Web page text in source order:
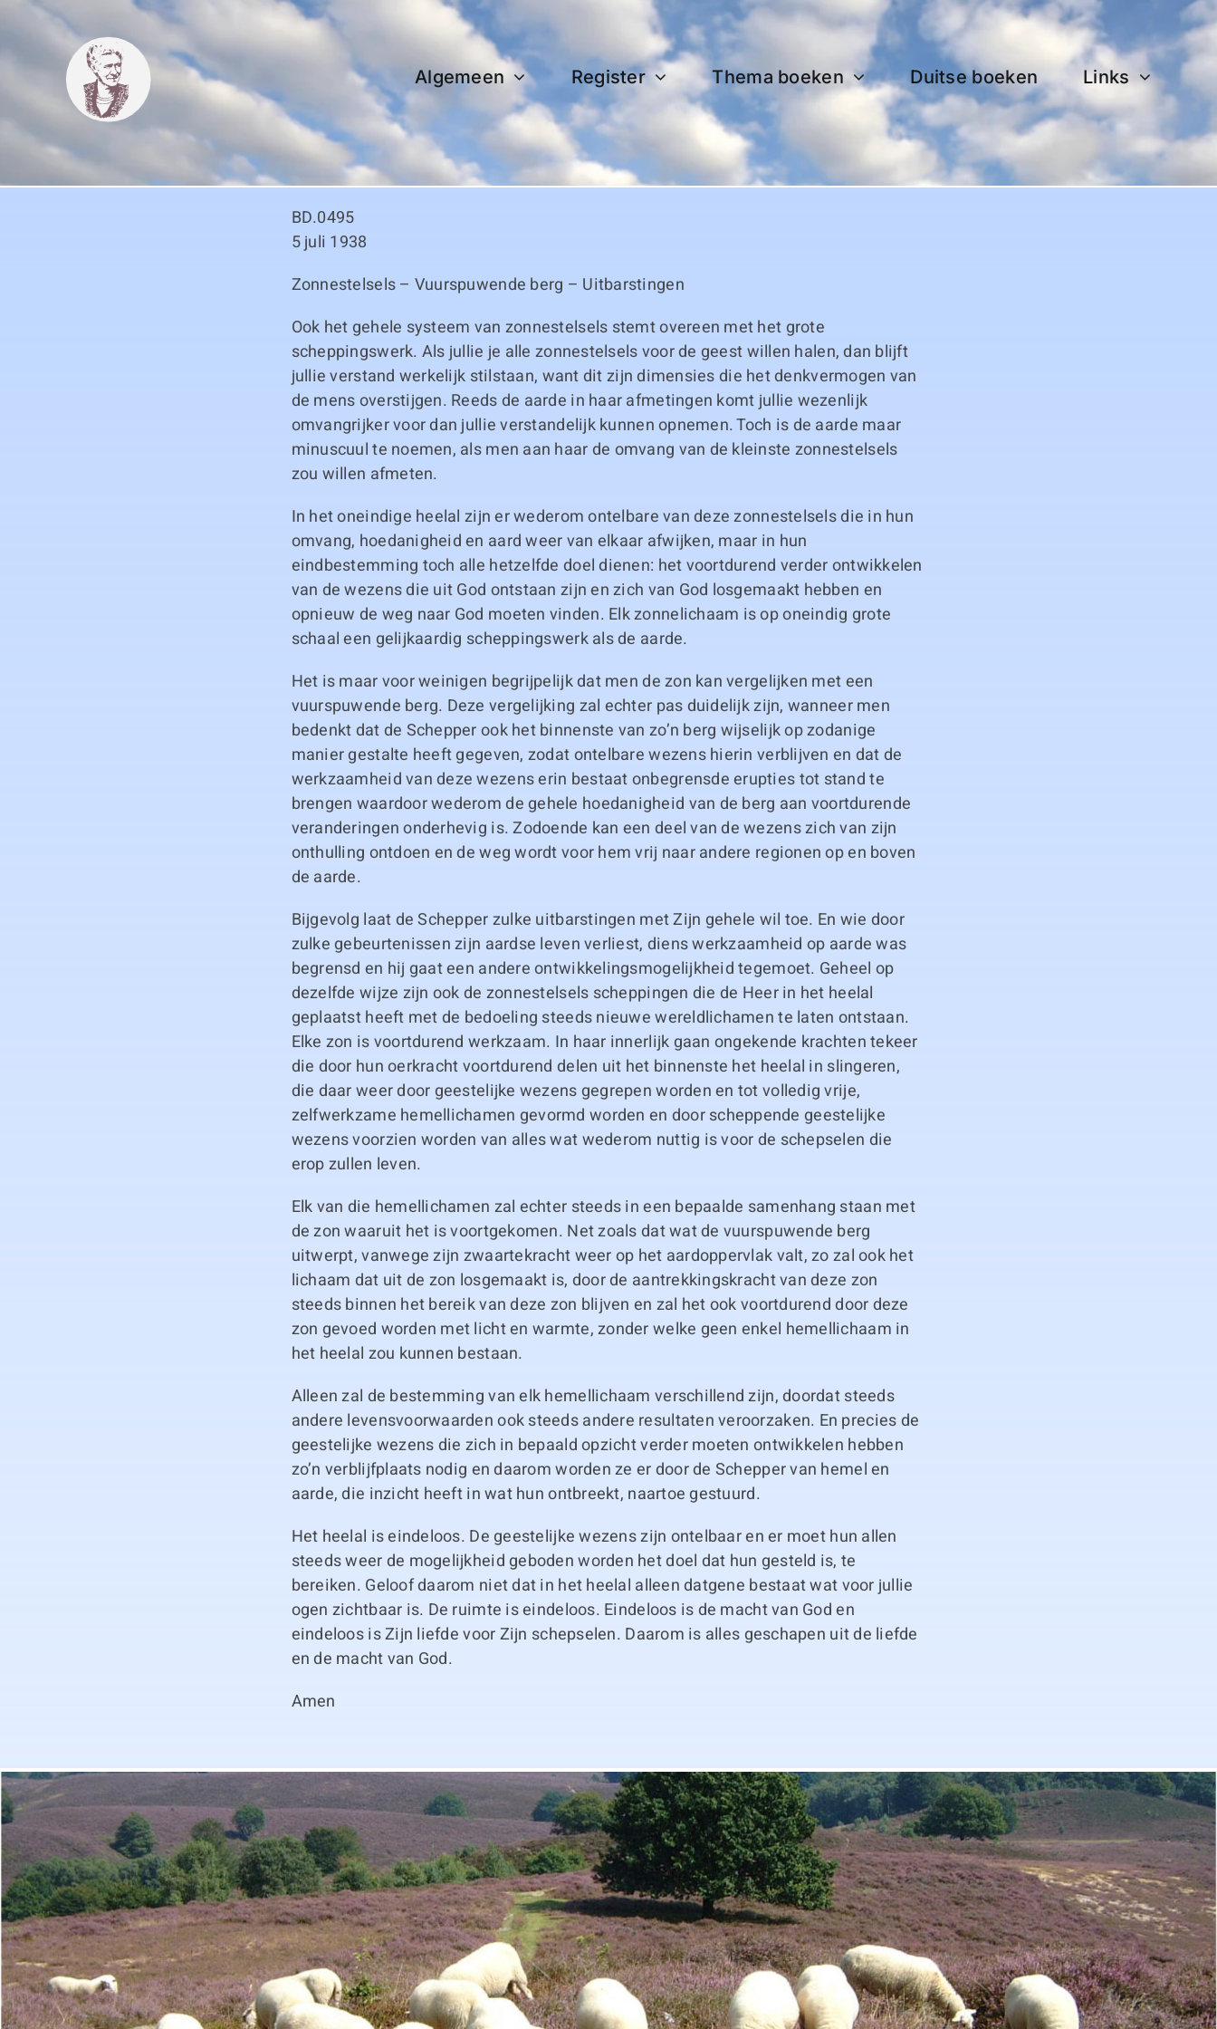
content
Algemeen Register Thema boeken Duitse boeken Links
BD.0495
5 juli 1938
Zonnestelsels – Vuurspuwende berg – Uitbarstingen
Ook het gehele systeem van zonnestelsels stemt overeen met het grote
scheppingswerk. Als jullie je alle zonnestelsels voor de geest willen halen, dan blijft
jullie verstand werkelijk stilstaan, want dit zijn dimensies die het denkvermogen van
de mens overstijgen. Reeds de aarde in haar afmetingen komt jullie wezenlijk
omvangrijker voor dan jullie verstandelijk kunnen opnemen. Toch is de aarde maar
minuscuul te noemen, als men aan haar de omvang van de kleinste zonnestelsels
zou willen afmeten.
In het oneindige heelal zijn er wederom ontelbare van deze zonnestelsels die in hun
omvang, hoedanigheid en aard weer van elkaar afwijken, maar in hun
eindbestemming toch alle hetzelfde doel dienen: het voortdurend verder ontwikkelen
van de wezens die uit God ontstaan zijn en zich van God losgemaakt hebben en
opnieuw de weg naar God moeten vinden. Elk zonnelichaam is op oneindig grote
schaal een gelijkaardig scheppingswerk als de aarde.
Het is maar voor weinigen begrijpelijk dat men de zon kan vergelijken met een
vuurspuwende berg. Deze vergelijking zal echter pas duidelijk zijn, wanneer men
bedenkt dat de Schepper ook het binnenste van zo’n berg wijselijk op zodanige
manier gestalte heeft gegeven, zodat ontelbare wezens hierin verblijven en dat de
werkzaamheid van deze wezens erin bestaat onbegrensde erupties tot stand te
brengen waardoor wederom de gehele hoedanigheid van de berg aan voortdurende
veranderingen onderhevig is. Zodoende kan een deel van de wezens zich van zijn
onthulling ontdoen en de weg wordt voor hem vrij naar andere regionen op en boven
de aarde.
Bijgevolg laat de Schepper zulke uitbarstingen met Zijn gehele wil toe. En wie door
zulke gebeurtenissen zijn aardse leven verliest, diens werkzaamheid op aarde was
begrensd en hij gaat een andere ontwikkelingsmogelijkheid tegemoet. Geheel op
dezelfde wijze zijn ook de zonnestelsels scheppingen die de Heer in het heelal
geplaatst heeft met de bedoeling steeds nieuwe wereldlichamen te laten ontstaan.
Elke zon is voortdurend werkzaam. In haar innerlijk gaan ongekende krachten tekeer
die door hun oerkracht voortdurend delen uit het binnenste het heelal in slingeren,
die daar weer door geestelijke wezens gegrepen worden en tot volledig vrije,
zelfwerkzame hemellichamen gevormd worden en door scheppende geestelijke
wezens voorzien worden van alles wat wederom nuttig is voor de schepselen die
erop zullen leven.
Elk van die hemellichamen zal echter steeds in een bepaalde samenhang staan met
de zon waaruit het is voortgekomen. Net zoals dat wat de vuurspuwende berg
uitwerpt, vanwege zijn zwaartekracht weer op het aardoppervlak valt, zo zal ook het
lichaam dat uit de zon losgemaakt is, door de aantrekkingskracht van deze zon
steeds binnen het bereik van deze zon blijven en zal het ook voortdurend door deze
zon gevoed worden met licht en warmte, zonder welke geen enkel hemellichaam in
het heelal zou kunnen bestaan.
Alleen zal de bestemming van elk hemellichaam verschillend zijn, doordat steeds
andere levensvoorwaarden ook steeds andere resultaten veroorzaken. En precies de
geestelijke wezens die zich in bepaald opzicht verder moeten ontwikkelen hebben
zo’n verblijfplaats nodig en daarom worden ze er door de Schepper van hemel en
aarde, die inzicht heeft in wat hun ontbreekt, naartoe gestuurd.
Het heelal is eindeloos. De geestelijke wezens zijn ontelbaar en er moet hun allen
steeds weer de mogelijkheid geboden worden het doel dat hun gesteld is, te
bereiken. Geloof daarom niet dat in het heelal alleen datgene bestaat wat voor jullie
ogen zichtbaar is. De ruimte is eindeloos. Eindeloos is de macht van God en
eindeloos is Zijn liefde voor Zijn schepselen. Daarom is alles geschapen uit de liefde
en de macht van God.
Amen